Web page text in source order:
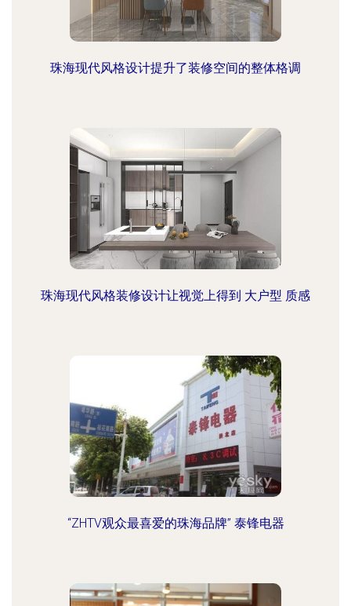
珠海现代风格设计提升了装修空间的整体格调
珠海现代风格装修设计让视觉上得到 大户型 质感
“ZHTV观众最喜爱的珠海品牌” 泰锋电器